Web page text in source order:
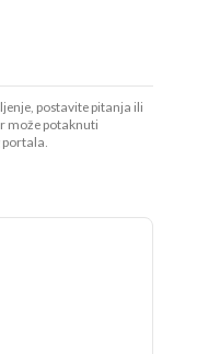
postavite pitanja ili
može potaknuti
portala.